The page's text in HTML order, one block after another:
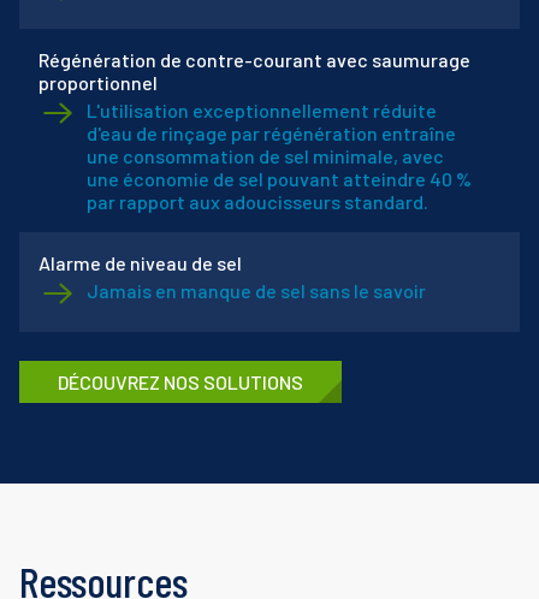
Régénération de contre-courant avec saumurage
proportionnel
L'utilisation exceptionnellement réduite
d'eau de rinçage par régénération entraîne
une consommation de sel minimale, avec
une économie de sel pouvant atteindre 40 %
par rapport aux adoucisseurs standard.
Alarme de niveau de sel
Jamais en manque de sel sans le savoir
DÉCOUVREZ NOS SOLUTIONS
Ressources